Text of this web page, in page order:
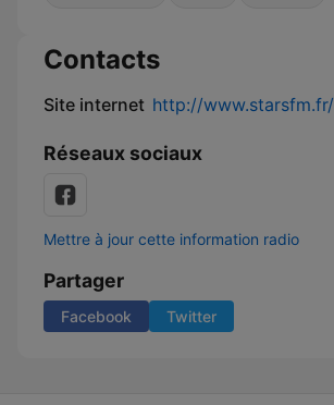
Contacts
Site internet http://www.starsfm.fr/
Réseaux sociaux
Mettre à jour cette information radio
Partager
Facebook Twitter